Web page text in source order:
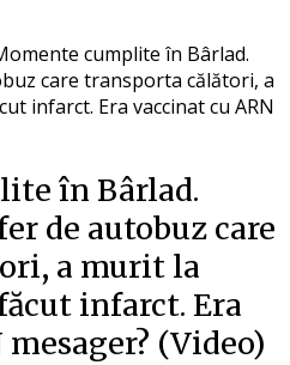
cumplite în Bârlad.
care transporta călători, a
infarct. Era vaccinat cu ARN
în Bârlad.
de autobuz care
a murit la
infarct. Era
(Video)